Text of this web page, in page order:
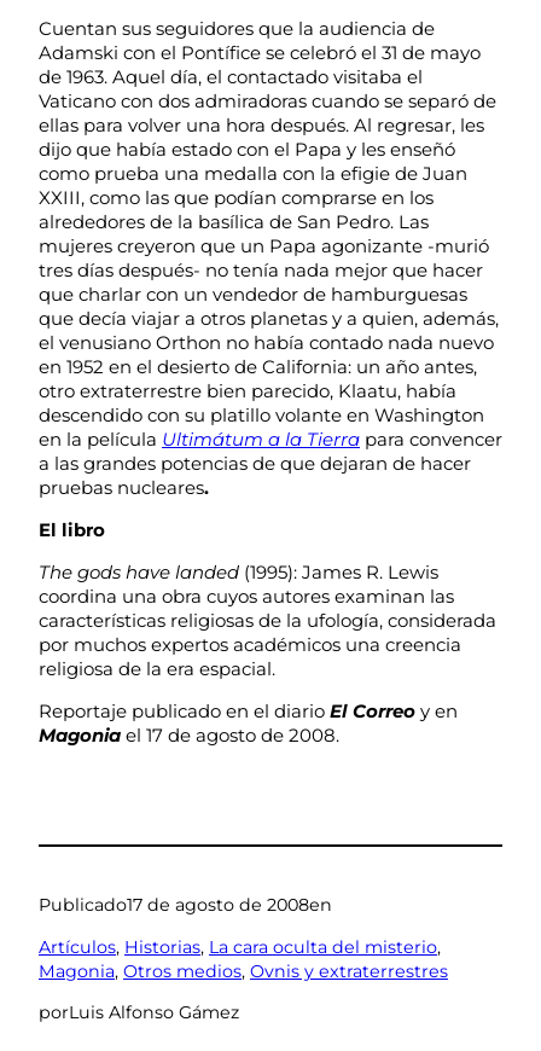
Cuentan sus seguidores que la audiencia de
Adamski con el Pontífice se celebró el 31 de mayo
de 1963. Aquel día, el contactado visitaba el
Vaticano con dos admiradoras cuando se separó de
ellas para volver una hora después. Al regresar, les
dijo que había estado con el Papa y les enseñó
como prueba una medalla con la efigie de Juan
XXIII, como las que podían comprarse en los
alrededores de la basílica de San Pedro. Las
mujeres creyeron que un Papa agonizante -murió
tres días después- no tenía nada mejor que hacer
que charlar con un vendedor de hamburguesas
que decía viajar a otros planetas y a quien, además,
el venusiano Orthon no había contado nada nuevo
en 1952 en el desierto de California: un año antes,
otro extraterrestre bien parecido, Klaatu, había
descendido con su platillo volante en Washington
en la película Ultimátum a la Tierra para convencer
a las grandes potencias de que dejaran de hacer
pruebas nucleares.
El libro
The gods have landed (1995): James R. Lewis
coordina una obra cuyos autores examinan las
características religiosas de la ufología, considerada
por muchos expertos académicos una creencia
religiosa de la era espacial.
Reportaje publicado en el diario El Correo y en
Magonia el 17 de agosto de 2008.
Publicado17 de agosto de 2008en
Artículos, Historias, La cara oculta del misterio
Magonia, Otros medios, Ovnis y extraterrestres
porLuis Alfonso Gámez